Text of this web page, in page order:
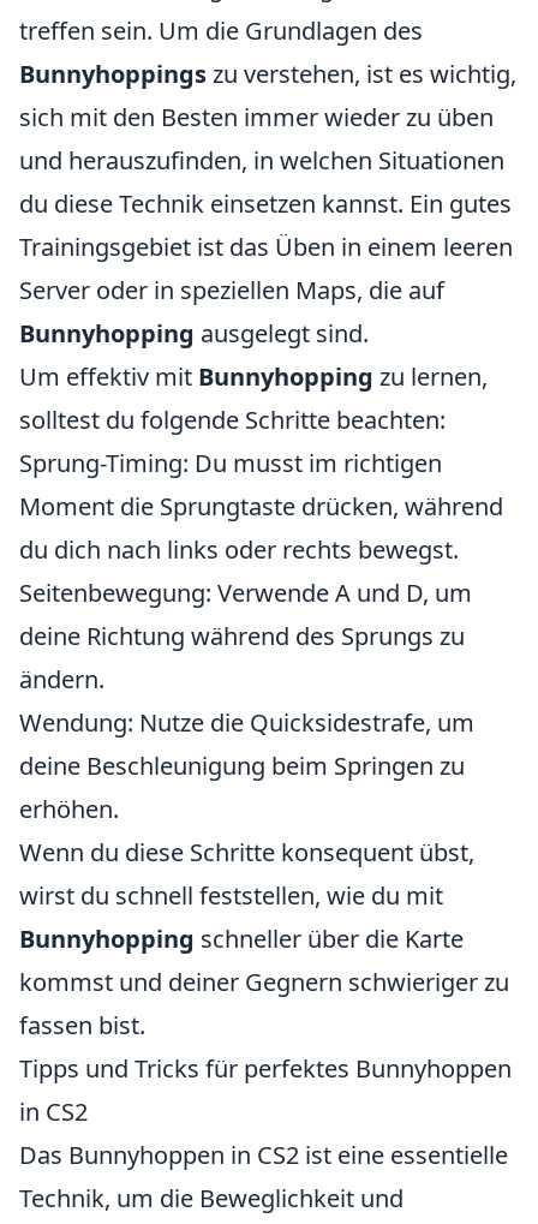
treffen sein. Um die Grundlagen des
Bunnyhoppingszu verstehen, ist es wichtig,
sich mit den Besten immer wieder zu üben
und herauszufinden, in welchen Situationen
du diese Technik einsetzen kannst. Ein gutes
Trainingsgebiet ist das Üben in einem leeren
Server oder in speziellen Maps, die auf
Bunnyhopping ausgelegt sind.
Um effektiv mit Bunnyhopping zu lernen,
solltest du folgende Schritte beachten:
Sprung-Timing: Du musst im richtigen
Moment die Sprungtaste drücken, während
du dich nach links oder rechts bewegst.
Seitenbewegung: Verwende A und D, um
deine Richtung während des Sprungs zu
ändern.
Wendung: Nutze die Quicksidestrafe, um
deine Beschleunigung beim Springen zu
erhöhen.
Wenn du diese Schritte konsequent übst,
wirst du schnell feststellen, wie du mit
Bunnyhopping schneller über die Karte
kommst und deiner Gegnern schwieriger zu
fassen bist.
Tipps und Tricks für perfektes Bunnyhoppen
in CS2
Das Bunnyhoppen in CS2 ist eine essentielle
Technik, um die Beweglichkeit und